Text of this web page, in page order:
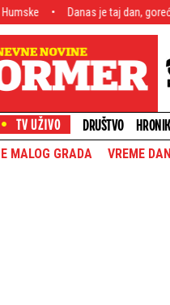
je taj dan, goreće Budimpešta!
DRUŠTVO
MALOG GRADA VREME